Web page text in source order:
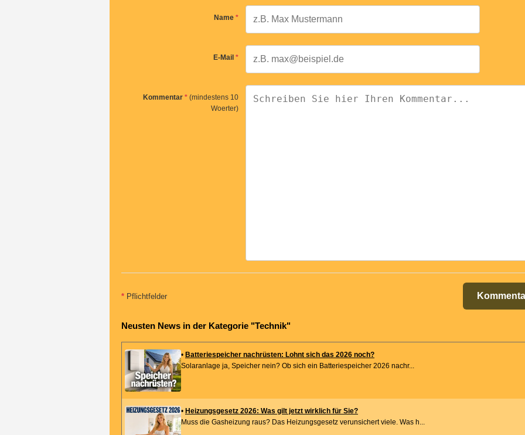
Name *
E-Mail *
Kommentar * (mindestens 10
Woerter)
* Pflichtfelder
Neusten News in der Kategorie "Technik"
• Batteriespeicher nachrüsten: Lohnt sich das 2026 noch?
Solaranlage ja, Speicher nein? Ob sich ein Batteriespeicher 2026 nachr...
• Heizungsgesetz 2026: Was gilt jetzt wirklich für Sie?
Muss die Gasheizung raus? Das Heizungsgesetz verunsichert viele. Was h...